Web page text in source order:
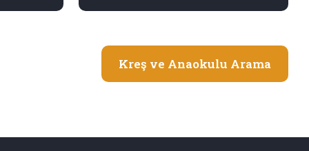
Kreş ve Anaokulu Arama